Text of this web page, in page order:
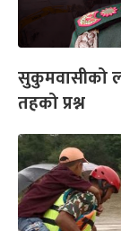
सुकुमवासीको
तहको प्रश्न